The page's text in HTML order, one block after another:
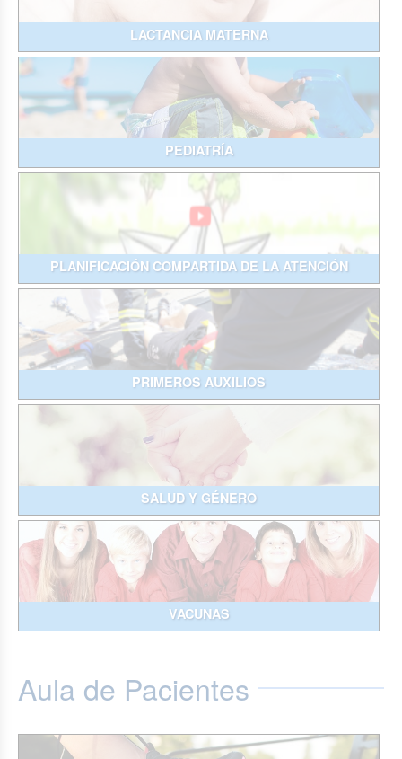
LACTANCIA MATERNA
PEDIATRÍA
PLANIFICACIÓN COMPARTIDA DE LA ATENCIÓN
PRIMEROS AUXILIOS
SALUD Y GÉNERO
VACUNAS
Aula de Pacientes